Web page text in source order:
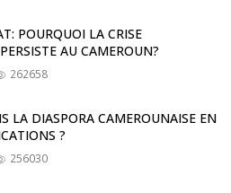
POURQUOI LA CRISE
AU CAMEROUN?
262658
LA DIASPORA CAMEROUNAISE EN
?
256030